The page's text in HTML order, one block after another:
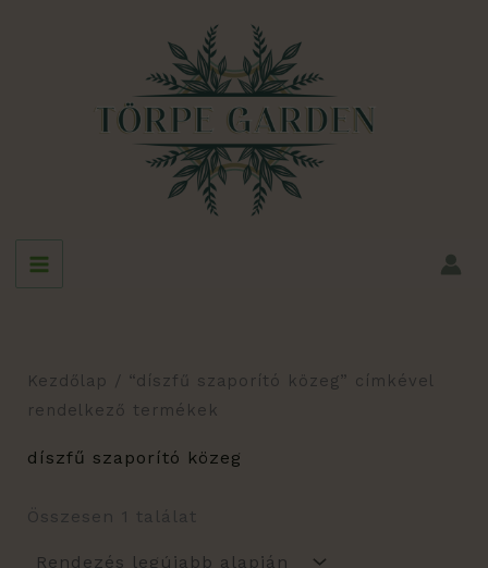
Kezdőlap / “díszfű szaporító közeg” címkével
rendelkező termékek
díszfű szaporító közeg
Összesen 1 találat